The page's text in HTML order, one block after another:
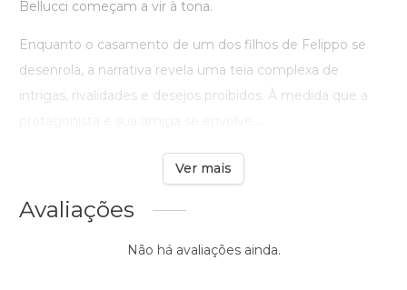
Bellucci começam a vir à tona.
Enquanto o casamento de um dos filhos de Felippo se
desenrola, a narrativa revela uma teia complexa de
intrigas, rivalidades e desejos proibidos. À medida que a
Ver mais
Avaliações
Não há avaliações ainda.